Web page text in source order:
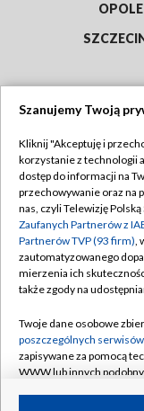
OPOLE
Abonament TVP
Emisja w TVP
Centrum
Naziemna
Rada Programowa
System NOS
Informacje o
Szanujemy Twoją
Kliknij "Akceptuję i
korzystanie z technologii
dostęp do informacji na
przechowywanie oraz na
nas, czyli Telewizję
Zaufanych Partnerów z
Partnerów TVP (93 firm),
zautomatyzowanego
mierzenia ich
także zgody na
Twoje dane osobowe
poszczególnych serwisów
zapisywane za pomocą
WWW lub innych